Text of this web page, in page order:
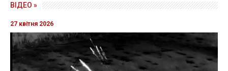
ВІДЕО »
27 квітня 2026